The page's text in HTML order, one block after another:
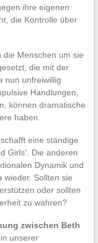
ihre eigenen
die Kontrolle über
die Menschen um sie
die mit der
nun unfreiwillig
Handlungen,
können dramatische
haben.
schafft eine ständige
Girls’. Die anderen
Dynamik und
wieder. Sollten sie
oder sollten
zu wahren?
zwischen Beth
unserer